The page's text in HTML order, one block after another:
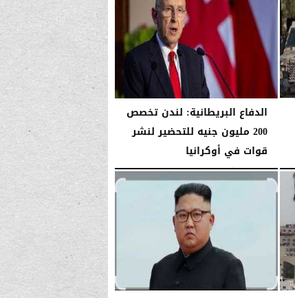
الدفاع البريطانية: لندن تخصص
200 مليون جنيه للتحضير لنشر
قوات في أوكرانيا
السبت، 10 يناير 2026 06:38 صـ